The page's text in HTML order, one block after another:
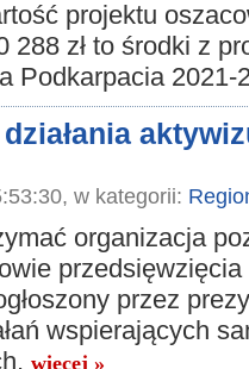
projektu
288 zł to środki z
Podkarpacia
w kategorii:
organizacja
przedsięwzięcia
przez
wspierających
więcej »